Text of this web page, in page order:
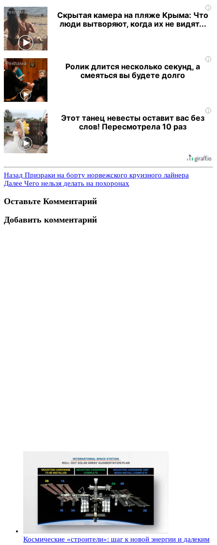
i
Скрытая камера на пляже Крыма: Что
люди вытворяют, когда их не видят...
i
Ролик длится несколько секунд, а
смеяться вы будете долго
i
Этот танец невесты оставит вас без
слов! Пересмотрела 10 раз
Назад Призраки на борту норвежского круизного лайнера
Далее Чего нельзя делать на похоронах
Оставьте Комментарий
Добавить комментарий
Космические «строители»: шаг к новой энергии и далеким